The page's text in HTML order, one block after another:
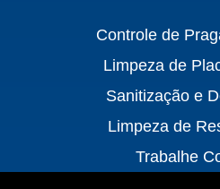
Controle de
Limpeza de
Sanitização e
Limpeza de
Trabalhe